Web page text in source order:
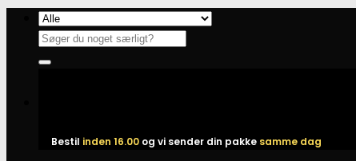
Fortsæt
indhold
Søg
efter:
Bestil inden 16.00 og vi sender din pakke samme dag